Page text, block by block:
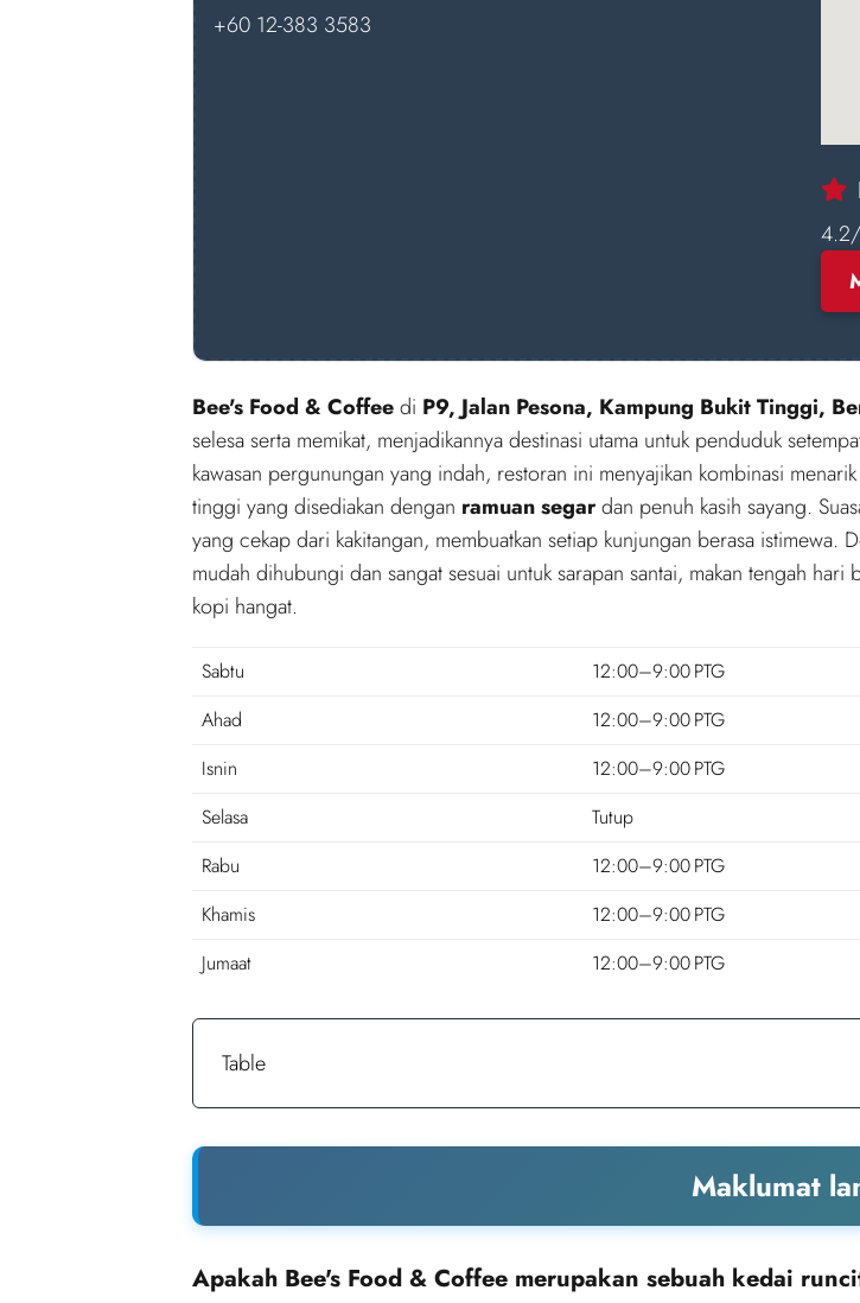
+60 12-383 3583
Bee's Food & Coffeedi P9, Jalan Pesona, Kampung Bukit Tinggi,
selesa serta memikat, menjadikannya destinasi utama untuk penduduk
kawasan pergunungan yang indah, restoran ini menyajikan kombinasi
tinggi yang disediakan dengan ramuan segardan penuh kasih sayang.
yang cekap dari kakitangan, membuatkan setiap kunjungan berasa istimewa.
mudah dihubungi dan sangat sesuai untuk sarapan santai, makan tengah
kopi hangat.
Sabtu
12:00–9:00 PTG
Ahad
12:00–9:00 PTG
Isnin
12:00–9:00 PTG
Selasa
Tutup
Rabu
12:00–9:00 PTG
Khamis
12:00–9:00 PTG
Jumaat
12:00–9:00 PTG
Table
Maklumat
Apakah Bee's Food & Coffee merupakan sebuah kedai